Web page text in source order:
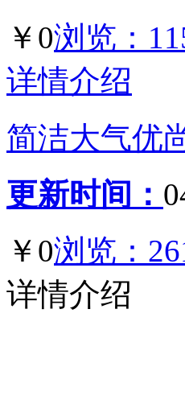
￥0浏览：
详情介绍
简洁大气优
更新时间：
￥0浏览：
详情介绍